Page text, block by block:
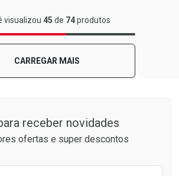
FECHAR
FECHAR
visualizou 45 de 74produtos
CARREGAR MAIS
receber novidades
ofertas e super descontos